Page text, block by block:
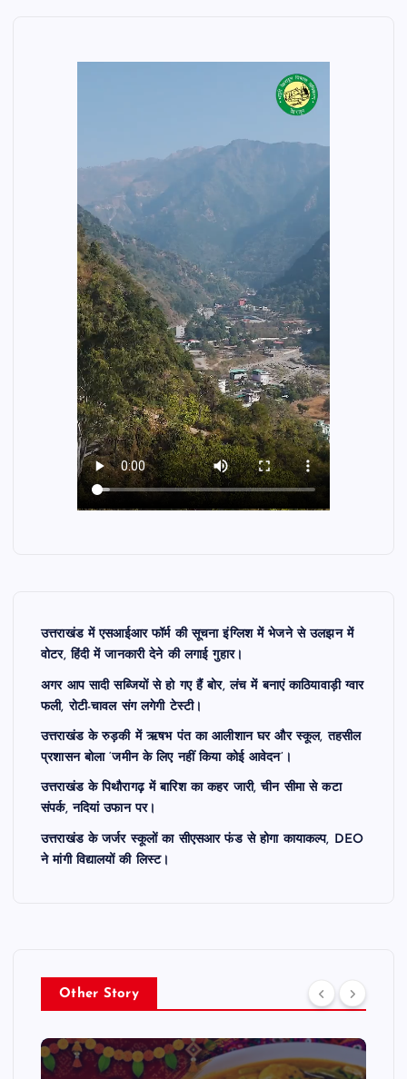
उत्तराखंड में एसआईआर फॉर्म की सूचना इंग्लिश में भेजने से उलझन में
वोटर, हिंदी में जानकारी देने की लगाई गुहार।
अगर आप सादी सब्जियों से हो गए हैं बोर, लंच में बनाएं काठियावाड़ी ग्वार
फली, रोटी-चावल संग लगेगी टेस्टी।
उत्तराखंड के रुड़की में ऋषभ पंत का आलीशान घर और स्कूल, तहसील
प्रशासन बोला ‘जमीन के लिए नहीं किया कोई आवेदन’।
उत्तराखंड के पिथौरागढ़ में बारिश का कहर जारी, चीन सीमा से कटा
संपर्क, नदियां उफान पर।
उत्तराखंड के जर्जर स्कूलों का सीएसआर फंड से होगा कायाकल्प, DEO
ने मांगी विद्यालयों की लिस्ट।
Other Story